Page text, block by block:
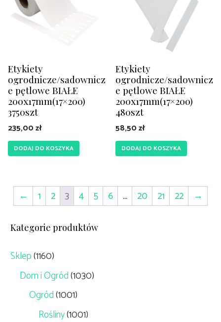
Etykiety
ogrodnicze/sadownicz
e pętlowe BIAŁE
200x17mm(17×200)
3750szt
235,00zł
DODAJ DO KOSZYKA
Etykiety
ogrodnicze/sadownicz
e pętlowe BIAŁE
200x17mm(17×200)
480szt
58,50zł
DODAJ DO KOSZYKA
← 1 2 3 4 5 6 … 20 21 22 →
Kategorie produktów
Sklep(1160)
Dom i Ogród(1030)
Ogród(1001)
Rośliny(1001)